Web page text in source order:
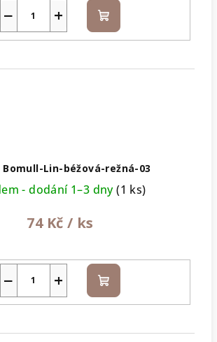
+
− Do
košíku
Bomull-Lin-béžová-režná-03
- dodání 1–3 dny(1 ks)
74 Kč / ks
+
− Do
košíku